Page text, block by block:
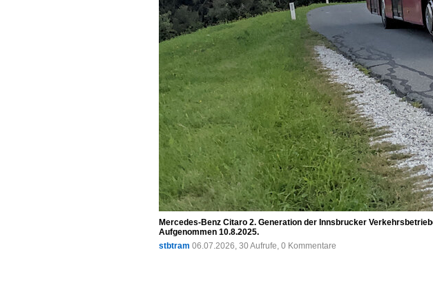
Mercedes-Benz Citaro 2. Generation der Innsbrucker
Aufgenommen 10.8.2025.
stbtram 06.07.2026, 30 Aufrufe, 0 Kommentare